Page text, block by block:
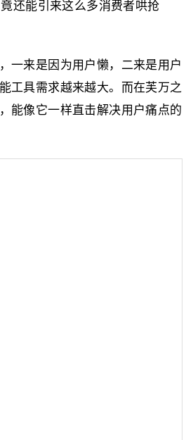
还能引来这么多消费者哄抢
一来是因为用户懒，二来是用户
工具需求越来越大。而在芙万之
能像它一样直击解决用户痛点的